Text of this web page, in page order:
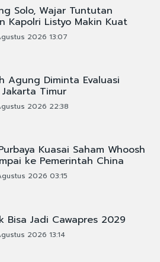
Solo, Wajar Tuntutan
Kapolri Listyo Makin Kuat
2026 13:07
Agung Diminta Evaluasi
Timur
2026 22:38
Kuasai Saham Whoosh
ke Pemerintah China
2026 03:15
Bisa Jadi Cawapres 2029
2026 13:14